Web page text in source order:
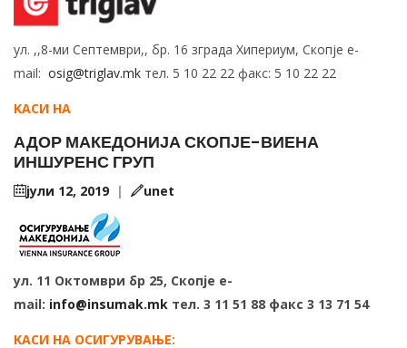
ул. ,,8-ми Септември,, бр. 16 зграда Хипериум, Скопје e-
mail: osig@triglav.mk тел. 5 10 22 22 факс: 5 10 22 22
KАСИ НА
АДОР МАКЕДОНИЈА СКОПЈЕ-ВИЕНА
ИНШУРЕНС ГРУП
јули 12, 2019 | unet
ул. 11 Октомври бр 25, Скопје e-
mail: info@insumak.mk тел. 3 11 51 88 факс 3 13 71 54
KАСИ НА ОСИГУРУВАЊЕ: